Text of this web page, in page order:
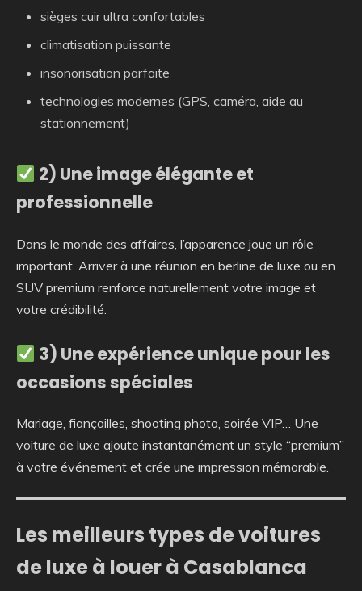
sièges cuir ultra confortables
climatisation puissante
insonorisation parfaite
technologies modernes (GPS, caméra, aide au
stationnement)
2) Une image élégante et
professionnelle
Dans le monde des affaires, l’apparence joue un rôle
important. Arriver à une réunion en berline de luxe ou en
SUV premium renforce naturellement votre image et
votre crédibilité.
3) Une expérience unique pour les
occasions spéciales
Mariage, fiançailles, shooting photo, soirée VIP… Une
voiture de luxe ajoute instantanément un style “premium”
à votre événement et crée une impression mémorable.
Les meilleurs types de voitures
de luxe à louer à Casablanca